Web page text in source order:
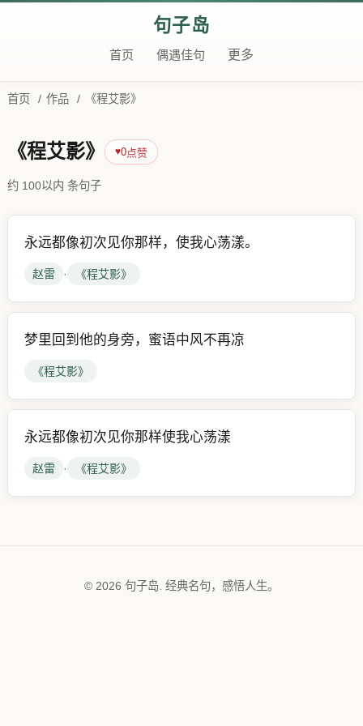
句子岛
首页 偶遇佳句 更多
首页 / 作品 / 《程艾影》
《程艾影》 ♥0点赞
约 100以内 条句子
永远都像初次见你那样，使我心荡漾。
赵雷 · 《程艾影》
梦里回到他的身旁，蜜语中风不再凉
《程艾影》
永远都像初次见你那样使我心荡漾
赵雷 · 《程艾影》
© 2026 句子岛. 经典名句，感悟人生。